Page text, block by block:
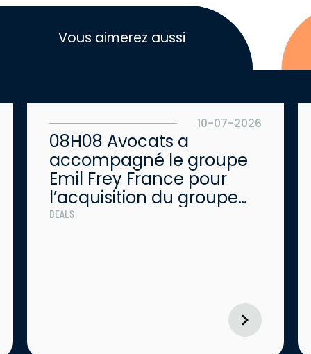
Vous aimerez aussi
10-07-2026
08H08 Avocats a
accompagné le groupe
Emil Frey France pour
l’acquisition du groupe
Kertrucks
DEALS